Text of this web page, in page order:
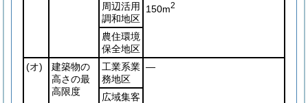
周辺活用
調和地区
150m2
農住環境
保全地区
(オ)
建築物の
高さの最
高限度
工業系業
務地区
―
広域集客